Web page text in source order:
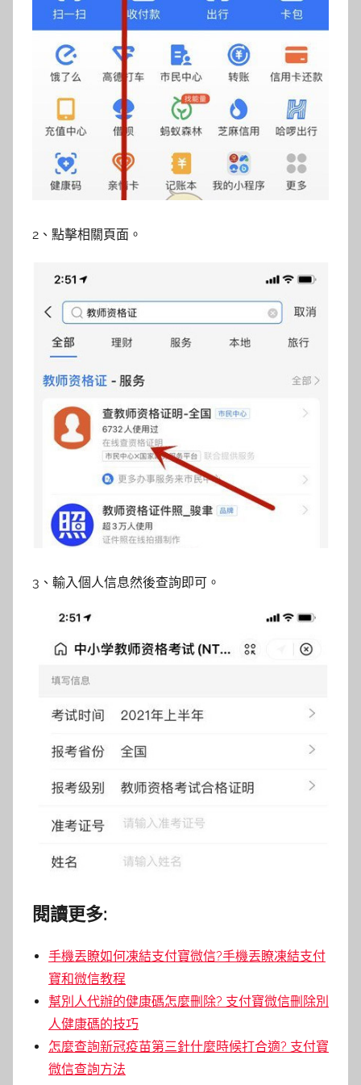
2、點擊相關頁面。
3、輸入個人信息然後查詢即可。
閱讀更多:
手機丟瞭如何凍結支付寶微信?手機丟瞭凍結支付
寶和微信教程
幫別人代辦的健康碼怎麼刪除? 支付寶微信刪除別
人健康碼的技巧
怎麼查詢新冠疫苗第三針什麼時候打合適? 支付寶
微信查詢方法